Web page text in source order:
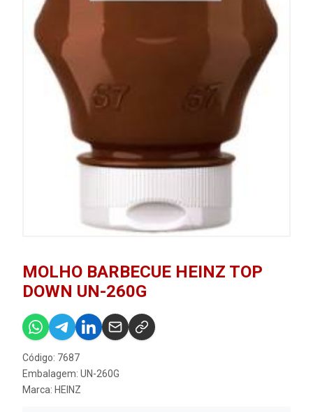
MOLHO BARBECUE HEINZ TOP
DOWN UN-260G
Código: 7687
Embalagem: UN-260G
Marca: HEINZ